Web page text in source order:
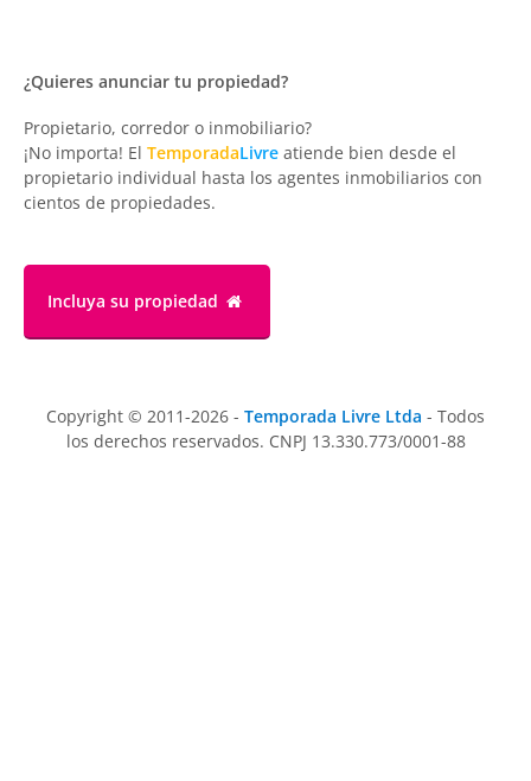
¿Quieres anunciar tu propiedad?
Propietario, corredor o inmobiliario?
¡No importa! El TemporadaLivre atiende bien desde el
propietario individual hasta los agentes inmobiliarios con
cientos de propiedades.
Incluya su propiedad
Copyright © 2011-2026 - Temporada Livre Ltda - Todos
los derechos reservados. CNPJ 13.330.773/0001-88